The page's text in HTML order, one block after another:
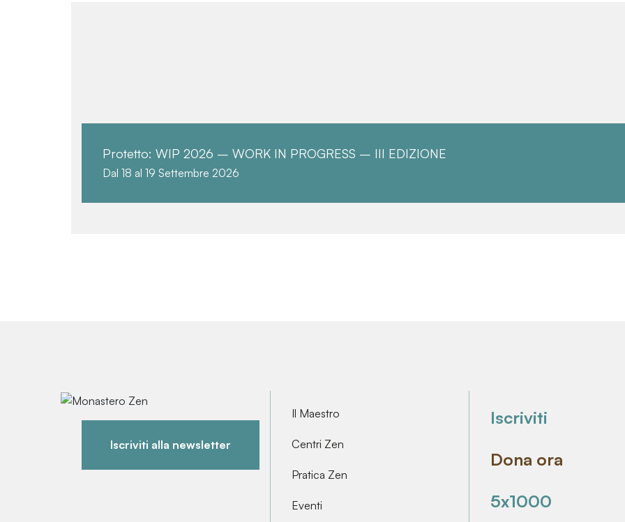
Protetto: WIP 2026 – WORK IN PROGRESS – III EDIZIONE
Dal 18 al 19 Settembre 2026
Iscriviti alla newsletter
Il Maestro
Centri Zen
Pratica Zen
Eventi
Iscriviti
Dona ora
5x1000